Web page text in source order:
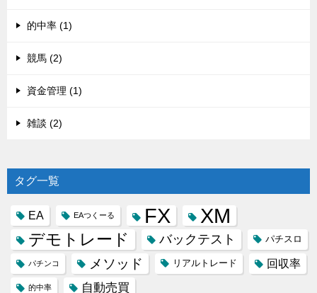
的中率 (1)
競馬 (2)
資金管理 (1)
雑談 (2)
タグ一覧
EA EAつくーる FX XM
デモトレード バックテスト パチスロ
パチンコ メソッド リアルトレード 回収率
的中率 自動売買